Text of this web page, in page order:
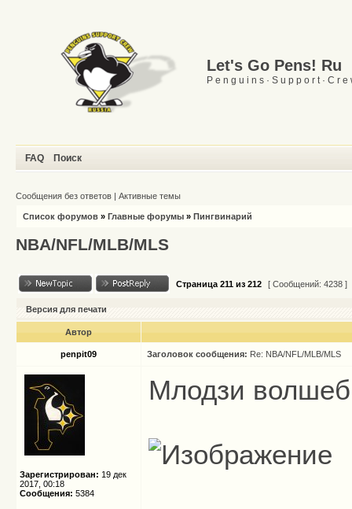
Let's Go Pens! Ru
P e n g u i n s · S u p p o r t · C r e
FAQ Поиск
Сообщения без ответов | Активные темы
Список форумов » Главные форумы » Пингвинарий
NBA/NFL/MLB/MLS
Страница 211 из 212 [ Сообщений: 4238 ]
Версия для печати
Автор
penpit09 Заголовок сообщения: Re: NBA/NFL/MLB/MLS
Зарегистрирован: 19 дек
2017, 00:18
Сообщения: 5384
Млодзи